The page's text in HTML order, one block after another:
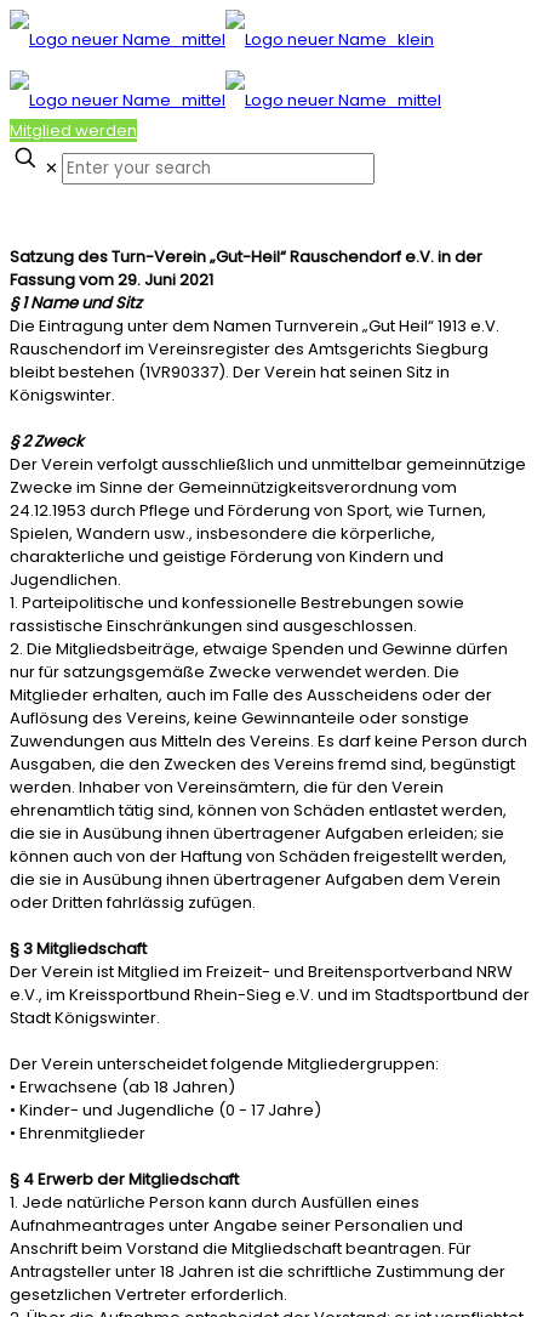
Mitglied werden
✕
Satzung des Turn-Verein „Gut-Heil“ Rauschendorf e.V. in der
Fassung vom 29. Juni 2021
§ 1 Name und Sitz
Die Eintragung unter dem Namen Turnverein „Gut Heil“ 1913 e.V.
Rauschendorf im Vereinsregister des Amtsgerichts Siegburg
bleibt bestehen (1VR90337). Der Verein hat seinen Sitz in
Königswinter.
§ 2 Zweck
Der Verein verfolgt ausschließlich und unmittelbar gemeinnützige
Zwecke im Sinne der Gemeinnützigkeitsverordnung vom
24.12.1953 durch Pflege und Förderung von Sport, wie Turnen,
Spielen, Wandern usw., insbesondere die körperliche,
charakterliche und geistige Förderung von Kindern und
Jugendlichen.
1. Parteipolitische und konfessionelle Bestrebungen sowie
rassistische Einschränkungen sind ausgeschlossen.
2. Die Mitgliedsbeiträge, etwaige Spenden und Gewinne dürfen
nur für satzungsgemäße Zwecke verwendet werden. Die
Mitglieder erhalten, auch im Falle des Ausscheidens oder der
Auflösung des Vereins, keine Gewinnanteile oder sonstige
Zuwendungen aus Mitteln des Vereins. Es darf keine Person durch
Ausgaben, die den Zwecken des Vereins fremd sind, begünstigt
werden. Inhaber von Vereinsämtern, die für den Verein
ehrenamtlich tätig sind, können von Schäden entlastet werden,
die sie in Ausübung ihnen übertragener Aufgaben erleiden; sie
können auch von der Haftung von Schäden freigestellt werden,
die sie in Ausübung ihnen übertragener Aufgaben dem Verein
oder Dritten fahrlässig zufügen.
§ 3 Mitgliedschaft
Der Verein ist Mitglied im Freizeit- und Breitensportverband NRW
e.V., im Kreissportbund Rhein-Sieg e.V. und im Stadtsportbund der
Stadt Königswinter.
Der Verein unterscheidet folgende Mitgliedergruppen:
• Erwachsene (ab 18 Jahren)
• Kinder- und Jugendliche (0 - 17 Jahre)
• Ehrenmitglieder
§ 4 Erwerb der Mitgliedschaft
1. Jede natürliche Person kann durch Ausfüllen eines
Aufnahmeantrages unter Angabe seiner Personalien und
Anschrift beim Vorstand die Mitgliedschaft beantragen. Für
Antragsteller unter 18 Jahren ist die schriftliche Zustimmung der
gesetzlichen Vertreter erforderlich.